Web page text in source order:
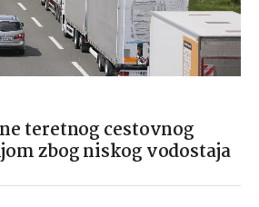
teretnog cestovnog
zbog niskog vodostaja